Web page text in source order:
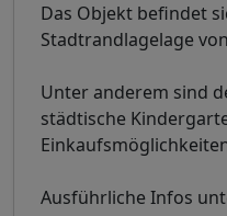
Das Objekt befindet
Stadtrandlagelage
Unter anderem sind
städtische
Ausführliche Infos